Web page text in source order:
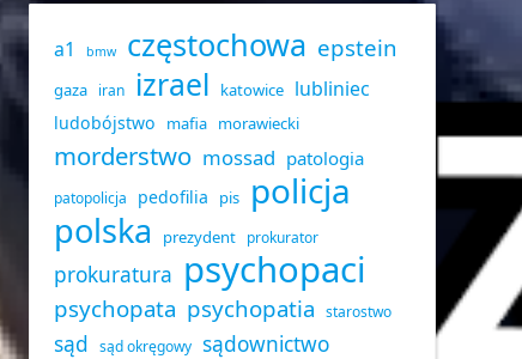
a1 bmw częstochowa epstein
gaza iran izrael katowice lubliniec
ludobójstwo mafia morawiecki
morderstwo mossad patologia
patopolicja pedofilia pis policja
polska prezydent prokurator
prokuratura psychopaci
psychopata psychopatia starostwo
sąd sąd okręgowy sądownictwo